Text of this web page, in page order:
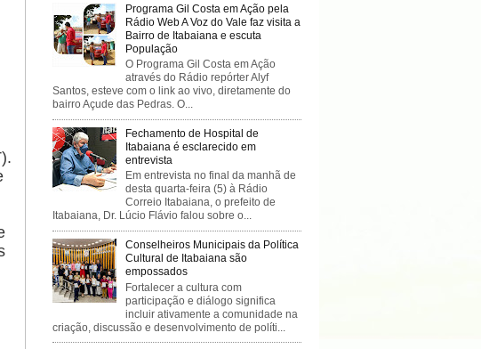
Programa Gil Costa em Ação pela
Rádio Web A Voz do Vale faz visita a
Bairro de Itabaiana e escuta
População
O Programa Gil Costa em Ação
através do Rádio repórter Alyf
Santos, esteve com o link ao vivo, diretamente do
bairro Açude das Pedras. O...
Fechamento de Hospital de
Itabaiana é esclarecido em
entrevista
Em entrevista no final da manhã de
desta quarta-feira (5) à Rádio
Correio Itabaiana, o prefeito de
Itabaiana, Dr. Lúcio Flávio falou sobre o...
Conselheiros Municipais da Política
Cultural de Itabaiana são
empossados
Fortalecer a cultura com
participação e diálogo significa
incluir ativamente a comunidade na
criação, discussão e desenvolvimento de políti...